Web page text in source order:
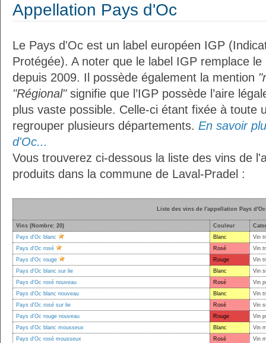
Appellation Pays d'Oc
Le Pays d'Oc est un label européen IGP
Protégée). A noter que le label IGP remplace
depuis 2009. Il possède également la mention
"Régional"signifie que l’IGP possède l’aire
plus vaste possible. Celle-ci étant fixée à toute
regrouper plusieurs départements. En savoir
d'Oc...
Vous trouverez ci-dessous la liste des vins de
produits dans la commune de Laval-Pradel :
Liste des vins de l'appellation Pays d'Oc
Vins (Nombre: 20) Couleur
Pays d'Oc blanc
Blanc
Vin
Pays d'Oc rosé
Rosé
Vin
Pays d'Oc rouge
Rouge
Vin
Pays d'Oc blanc sur lie
Blanc
Vin
Pays d'Oc rosé nouveau
Rosé
Vin
Pays d'Oc blanc nouveau
Blanc
Vin
Pays d'Oc rosé sur lie
Rosé
Vin
Pays d'Oc rouge nouveau
Rouge
Vin
Pays d'Oc blanc mousseux
Blanc
Vin
Pays d'Oc rosé mousseux
Rosé Vin